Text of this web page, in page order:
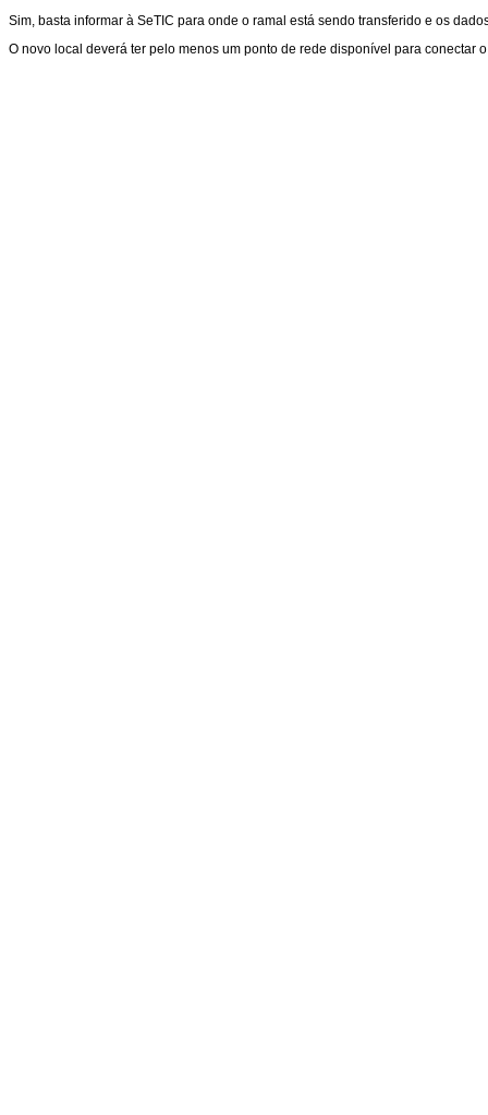
Sim, basta informar à SeTIC para onde o ramal está sendo transferido e os
O novo local deverá ter pelo menos um ponto de rede disponível para conectar